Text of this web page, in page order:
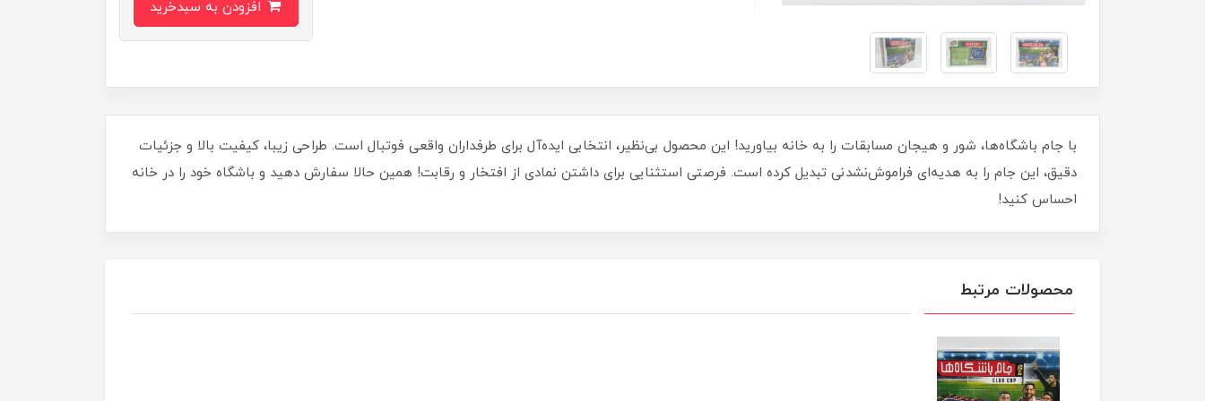
با جام باشگاه‌ها، شور و هیجان مسابقات را به خانه بیاورید! این محصول بی‌نظیر، انتخابی ایده‌آل برای طرفداران واقعی فوتبال است. طراحی زیبا، کیفیت بالا و جزئیات
دقیق، این جام را به هدیه‌ای فراموش‌نشدنی تبدیل کرده است. فرصتی استثنایی برای داشتن نمادی از افتخار و رقابت! همین حالا سفارش دهید و باشگاه خود را در خانه
احساس کنید!
محصولات مرتبط